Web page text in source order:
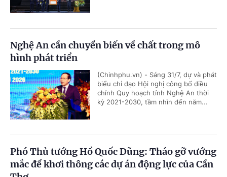
Nghệ An cần chuyển biến về chất trong mô
hình phát triển
(Chinhphu.vn) - Sáng 31/7, dự và phát
biểu chỉ đạo Hội nghị công bố điều
chỉnh Quy hoạch tỉnh Nghệ An thời
kỳ 2021-2030, tầm nhìn đến năm...
Phó Thủ tướng Hồ Quốc Dũng: Tháo gỡ vướng
mắc để khơi thông các dự án động lực của Cần